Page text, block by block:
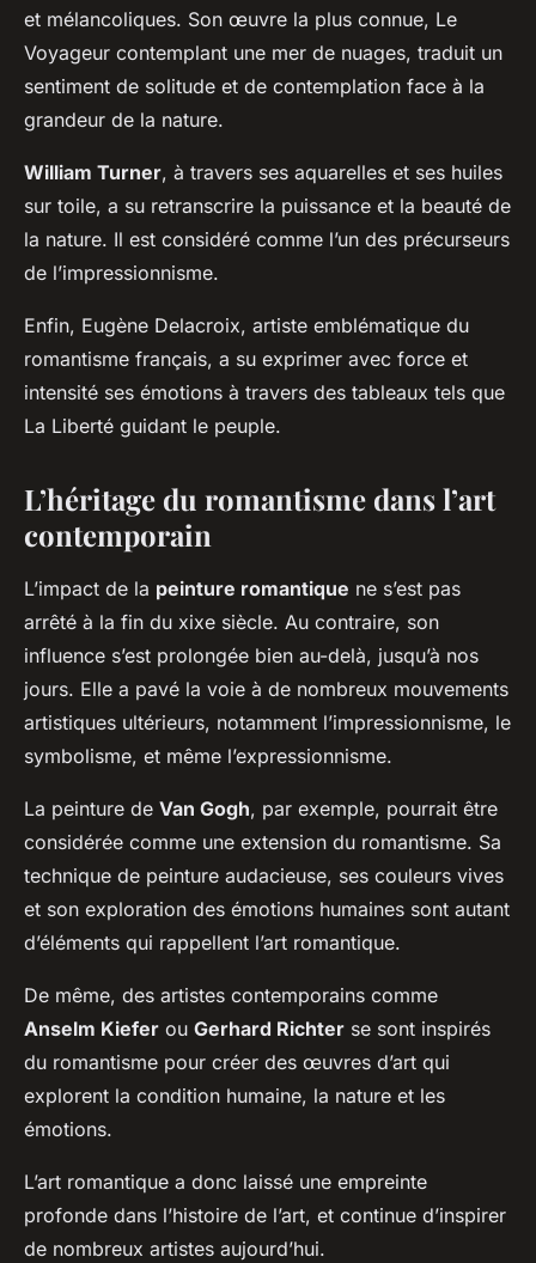
et mélancoliques. Son œuvre la plus connue, Le
Voyageur contemplant une mer de nuages, traduit un
sentiment de solitude et de contemplation face à la
grandeur de la nature.
William Turner, à travers ses aquarelles et ses huiles
sur toile, a su retranscrire la puissance et la beauté de
la nature. Il est considéré comme l’un des précurseurs
de l’impressionnisme.
Enfin, Eugène Delacroix, artiste emblématique du
romantisme français, a su exprimer avec force et
intensité ses émotions à travers des tableaux tels que
La Liberté guidant le peuple.
L’héritage du romantisme dans l’art
contemporain
L’impact de la peinture romantique ne s’est pas
arrêté à la fin du xixe siècle. Au contraire, son
influence s’est prolongée bien au-delà, jusqu’à nos
jours. Elle a pavé la voie à de nombreux mouvements
artistiques ultérieurs, notamment l’impressionnisme, le
symbolisme, et même l’expressionnisme.
La peinture de Van Gogh, par exemple, pourrait être
considérée comme une extension du romantisme. Sa
technique de peinture audacieuse, ses couleurs vives
et son exploration des émotions humaines sont autant
d’éléments qui rappellent l’art romantique.
De même, des artistes contemporains comme
Anselm Kiefer ou Gerhard Richter se sont inspirés
du romantisme pour créer des œuvres d’art qui
explorent la condition humaine, la nature et les
émotions.
L’art romantique a donc laissé une empreinte
profonde dans l’histoire de l’art, et continue d’inspirer
de nombreux artistes aujourd’hui.